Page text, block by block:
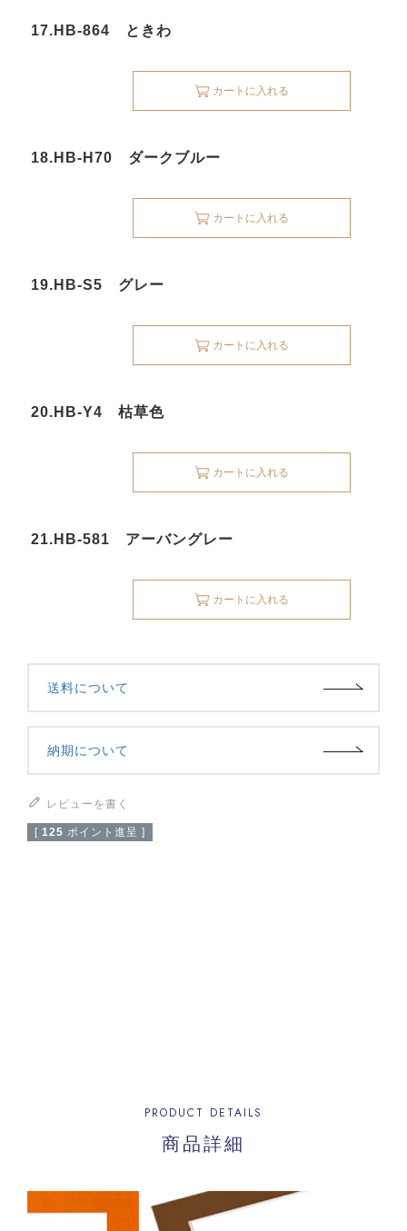
17.HB-864 ときわ
カートに入れる
18.HB-H70 ダークブルー
カートに入れる
19.HB-S5 グレー
カートに入れる
20.HB-Y4 枯草色
カートに入れる
21.HB-581 アーバングレー
カートに入れる
送料について
納期について
レビューを書く
[ 125 ポイント進呈 ]
商品詳細
PRODUCT DETAILS